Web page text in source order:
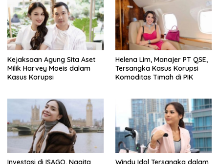
Kejaksaan Agung Sita Aset
Milik Harvey Moeis dalam
Kasus Korupsi
Helena Lim, Manajer PT QSE,
Tersangka Kasus Korupsi
Komoditas Timah di PIK
Investasi di ISAGO, Nagita
Windy Idol Tersangka dalam